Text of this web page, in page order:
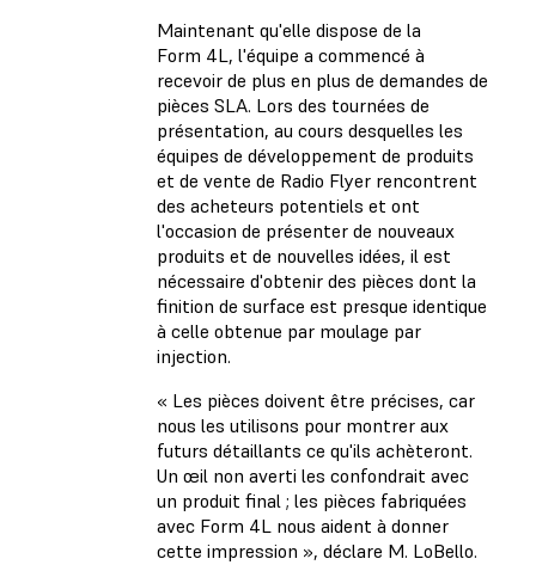
Maintenant qu'elle dispose de la
Form 4L, l'équipe a commencé à
recevoir de plus en plus de demandes de
pièces SLA. Lors des tournées de
présentation, au cours desquelles les
équipes de développement de produits
et de vente de Radio Flyer rencontrent
des acheteurs potentiels et ont
l'occasion de présenter de nouveaux
produits et de nouvelles idées, il est
nécessaire d'obtenir des pièces dont la
finition de surface est presque identique
à celle obtenue par moulage par
injection.
« Les pièces doivent être précises, car
nous les utilisons pour montrer aux
futurs détaillants ce qu'ils achèteront.
Un œil non averti les confondrait avec
un produit final ; les pièces fabriquées
avec Form 4L nous aident à donner
cette impression », déclare M. LoBello.